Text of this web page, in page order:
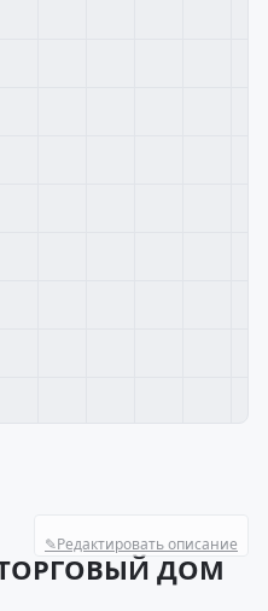
✎Редактировать описание
ДОМ